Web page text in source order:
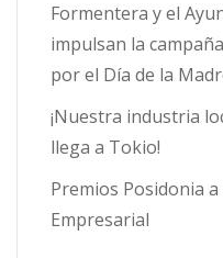
Formentera y el
impulsan la
por el Día de la
¡Nuestra industria
llega a Tokio!
Premios Posidonia a
Empresarial